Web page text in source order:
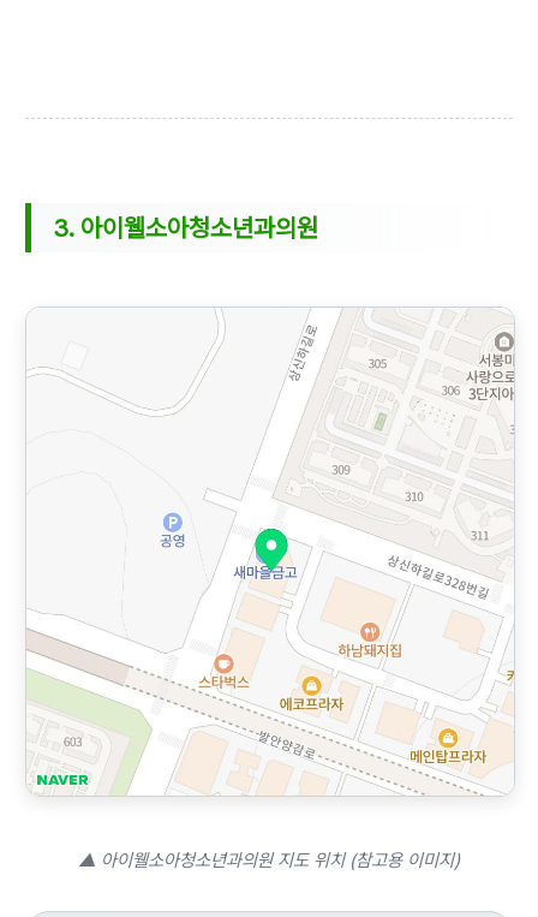
3. 아이웰소아청소년과의원
▲ 아이웰소아청소년과의원 지도 위치 (참고용 이미지)